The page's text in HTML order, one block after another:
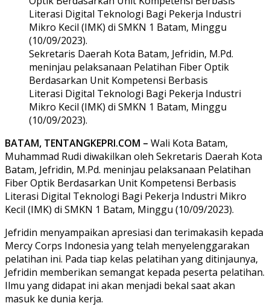
Sekretaris Daerah Kota Batam, Jefridin, M.Pd.
meninjau pelaksanaan Pelatihan Fiber Optik
Berdasarkan Unit Kompetensi Berbasis
Literasi Digital Teknologi Bagi Pekerja Industri
Mikro Kecil (IMK) di SMKN 1 Batam, Minggu
(10/09/2023).
BATAM, TENTANGKEPRI.COM – Wali Kota Batam,
Muhammad Rudi diwakilkan oleh Sekretaris Daerah Kota
Batam, Jefridin, M.Pd. meninjau pelaksanaan Pelatihan
Fiber Optik Berdasarkan Unit Kompetensi Berbasis
Literasi Digital Teknologi Bagi Pekerja Industri Mikro
Kecil (IMK) di SMKN 1 Batam, Minggu (10/09/2023).
Jefridin menyampaikan apresiasi dan terimakasih kepada
Mercy Corps Indonesia yang telah menyelenggarakan
pelatihan ini. Pada tiap kelas pelatihan yang ditinjaunya,
Jefridin memberikan semangat kepada peserta pelatihan.
Ilmu yang didapat ini akan menjadi bekal saat akan
masuk ke dunia kerja.